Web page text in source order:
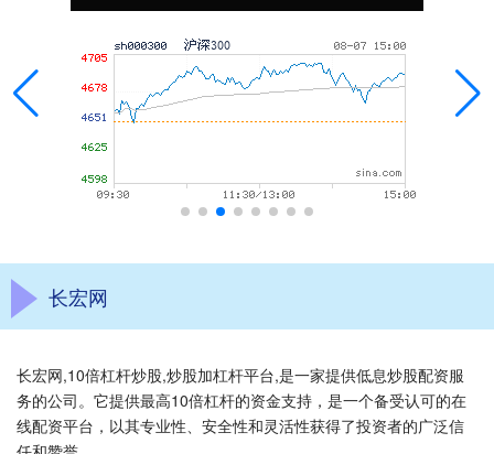
长宏网
长宏网,10倍杠杆炒股,炒股加杠杆平台,是一家提供低息炒股配资服
务的公司。它提供最高10倍杠杆的资金支持，是一个备受认可的在
线配资平台，以其专业性、安全性和灵活性获得了投资者的广泛信